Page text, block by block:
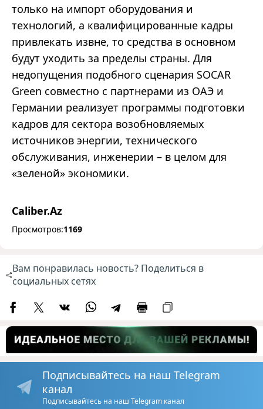
только на импорт оборудования и
технологий, а квалифицированные кадры
привлекать извне, то средства в основном
будут уходить за пределы страны. Для
недопущения подобного сценария SOCAR
Green совместно с партнерами из ОАЭ и
Германии реализует программы подготовки
кадров для сектора возобновляемых
источников энергии, технического
обслуживания, инженерии – в целом для
«зеленой» экономики.
Caliber.Az
Просмотров:1169
Вам понравилась новость? Поделиться в
социальных сетях
Подписывайтесь на наш Telegram
канал
Подписывайтесь на наш Telegram канал